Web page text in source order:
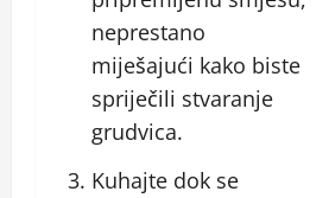
neprestano
miješajući kako biste
spriječili stvaranje
grudvica.
Kuhajte dok se